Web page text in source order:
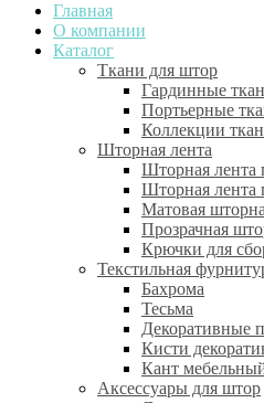
Главная
О компании
Каталог
Ткани для штор
Гардинные
Портьерные
Коллекции
Шторная лента
Шторная лента
Шторная лента
Матовая
Прозрачная
Крючки для
Текстильная
Бахрома
Тесьма
Декоративные
Кисти
Кант
Аксессуары для штор